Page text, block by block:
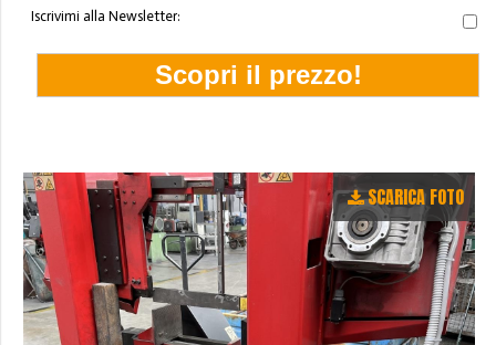
Iscrivimi alla Newsletter:
SCARICA FOTO